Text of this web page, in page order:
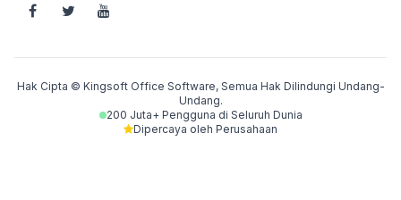
Hak Cipta © Kingsoft Office Software, Semua Hak Dilindungi Undang-
Undang.
200 Juta+ Pengguna di Seluruh Dunia
Dipercaya oleh Perusahaan